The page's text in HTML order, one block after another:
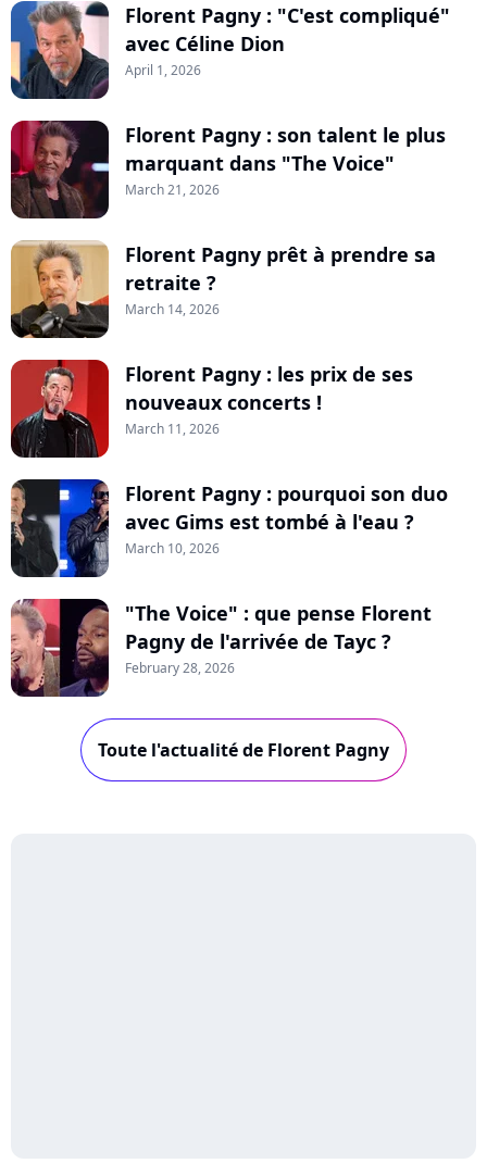
Florent Pagny : "C'est compliqué"
avec Céline Dion
April 1, 2026
Florent Pagny : son talent le plus
marquant dans "The Voice"
March 21, 2026
Florent Pagny prêt à prendre sa
retraite ?
March 14, 2026
Florent Pagny : les prix de ses
nouveaux concerts !
March 11, 2026
Florent Pagny : pourquoi son duo
avec Gims est tombé à l'eau ?
March 10, 2026
"The Voice" : que pense Florent
Pagny de l'arrivée de Tayc ?
February 28, 2026
Toute l'actualité de Florent Pagny